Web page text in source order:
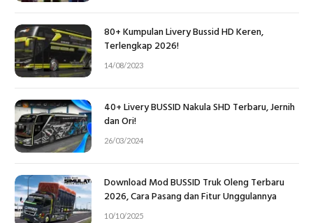
80+ Kumpulan Livery Bussid HD Keren,
Terlengkap 2026!
14/08/2023
40+ Livery BUSSID Nakula SHD Terbaru, Jernih
dan Ori!
26/03/2024
Download Mod BUSSID Truk Oleng Terbaru
2026, Cara Pasang dan Fitur Unggulannya
10/10/2025